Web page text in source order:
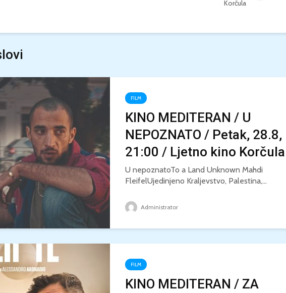
Korčula
FILM
KINO MEDITERAN / U
NEPOZNATO / Petak, 28.8,
21:00 / Ljetno kino Korčula
U nepoznatoTo a Land Unknown Mahdi
FleifelUjedinjeno Kraljevstvo, Palestina,...
Administrator
FILM
KINO MEDITERAN / ZA